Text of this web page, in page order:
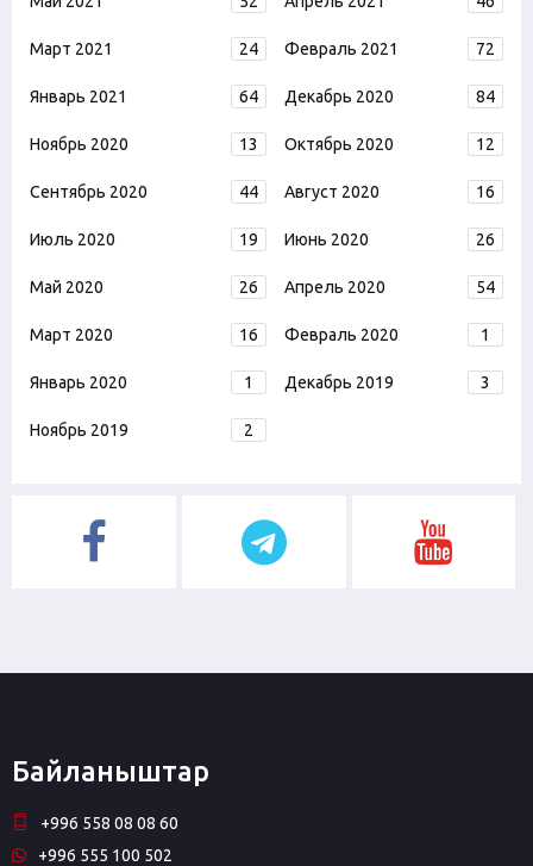
Март 2021 24 Февраль 2021 72
Январь 2021 64 Декабрь 2020 84
Ноябрь 2020 13 Октябрь 2020 12
Сентябрь 2020 44 Август 2020 16
Июль 2020 19 Июнь 2020 26
Май 2020 26 Апрель 2020 54
Март 2020 16 Февраль 2020 1
Январь 2020 1 Декабрь 2019 3
Ноябрь 2019 2
Байланыштар
+996 558 08 08 60
+996 555 100 502